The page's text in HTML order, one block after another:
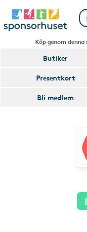
Köp genom
Butiker
Presentkort
Bli medlem